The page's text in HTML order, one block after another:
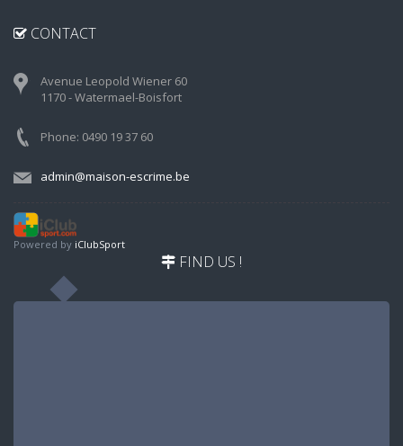
CONTACT
Avenue Leopold Wiener 60
1170 - Watermael-Boisfort
Phone: 0490 19 37 60
admin@maison-escrime.be
Powered by iClubSport
FIND US !